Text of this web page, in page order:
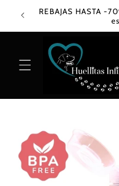
directamenteREBAJAS HASTA -
información
del producto